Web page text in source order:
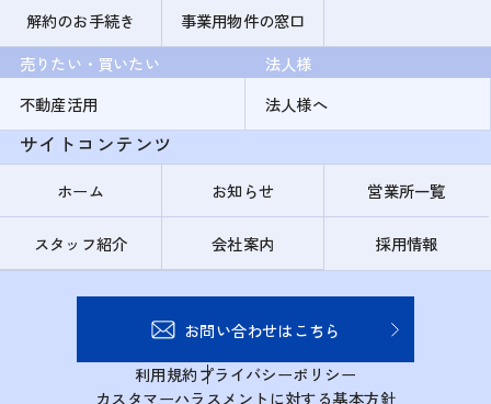
解約のお手続き
事業用物件の窓口
売りたい・買いたい
不動産活用
法人様
法人様へ
サイトコンテンツ
ホーム お知らせ 営業所一覧
スタッフ紹介 会社案内 採用情報
お問い合わせはこちら
利用規約プライバシーポリシー
カスタマーハラスメントに対する基本方針